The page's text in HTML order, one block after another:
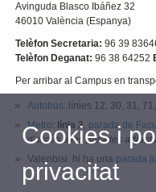
Avinguda Blasco Ibáñez 32
46010 València (Espanya)
Telèfon Secretaria:96 39
Telèfon Deganat: 96 38 64252
Per arribar al Campus en
Autobús: línies 12, 30, 31,
Metro: línia 3, parada de
d'accès a les parades
Valenbisi: hi ha una parada
Cookies i
privacitat